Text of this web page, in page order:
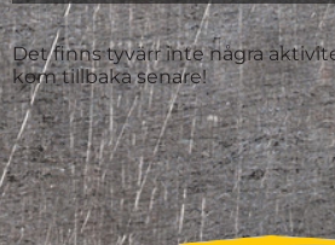
Det finns tyvärr inte några
kom tillbaka senare!